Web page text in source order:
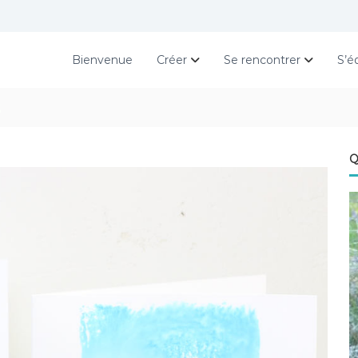
Bienvenue Créer Se rencontrer